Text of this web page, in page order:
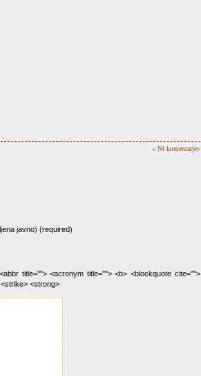
» Ni komentarjev
javno) (required)
title=""> <acronym title=""> <b> <blockquote cite="">
<strong>